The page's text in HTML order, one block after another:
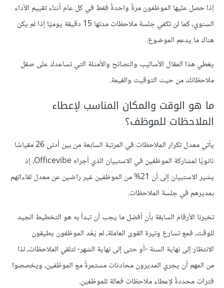
إذا حصل عليها الموظفون مرةً واحدةً فقط في كل عام أثناء تقييم الأداء
السنوي، كما لن تكفي جلسة ملاحظات مدتها 15 دقيقة يوميًا إذا لم يكن
هناك ما يدعم الموضوع.
يغطي هذا المقال الأساليب والنصائح والأمثلة التي تساعدك على صقل
ملاحظاتك من حيث التوقيت والقيمة.
ما هو الوقت والمكان المناسب لإعطاء
الملاحظات للموظف؟
يأتي معدل تكرار الملاحظات في المرتبة السابعة من بين أدنى 26 مقياسًا
ثانويًا لمشاركة الموظفين في الاستبيان الذي أجراه Officevibe، إذ
يشير الاستبيان إلى أن 21% من الموظفين غير راضين عن معدل لقاءاتهم
بمديرهم في جلسة الملاحظات.
تخبرنا الأرقام السابقة بأن أفضل ما يجب أن تبدأ به هو التخطيط الجيد
للوقت، فمع تسارع وتيرة القوى العاملة، لم يَعُد الموظفون يطيقون
الانتظار إلى نهاية السنة -أو حتى إلى نهاية الشهر- لتلقي الملاحظات، لذا
من المهم أن يجري المديرون محادثات مستمرةً مع الموظفين، ويخصصوا
فترات محددةً لإعطاء ملاحظات فعالة للموظفين.